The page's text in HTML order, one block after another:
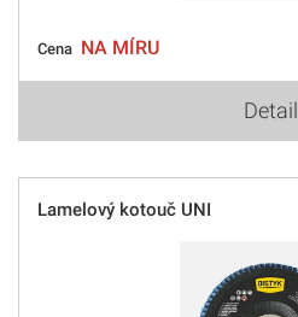
Cena NA MÍRU
Detail
Lamelový kotouč UNI